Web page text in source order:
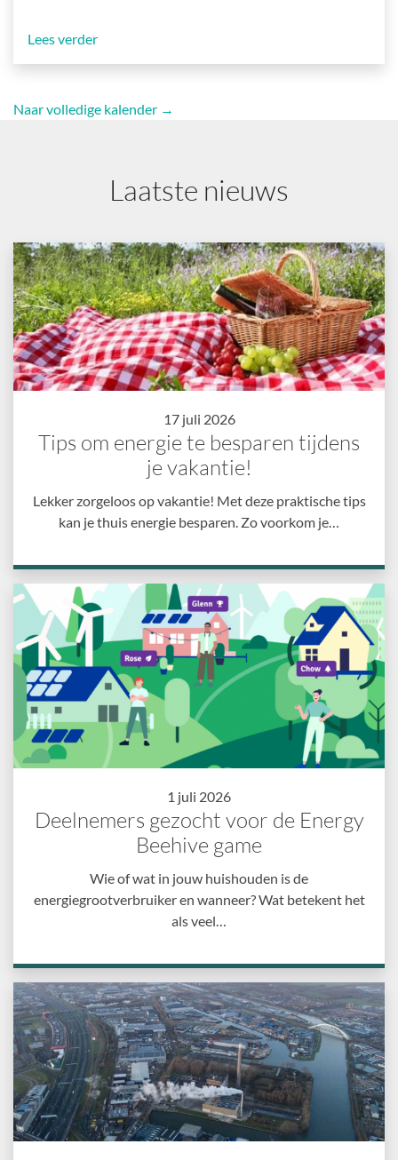
Lees verder
Naar volledige kalender →
Laatste nieuws
17 juli 2026
Tips om energie te besparen tijdens
je vakantie!
Lekker zorgeloos op vakantie! Met deze praktische tips
kan je thuis energie besparen. Zo voorkom je…
1 juli 2026
Deelnemers gezocht voor de Energy
Beehive game
Wie of wat in jouw huishouden is de
energiegrootverbruiker en wanneer? Wat betekent het
als veel…